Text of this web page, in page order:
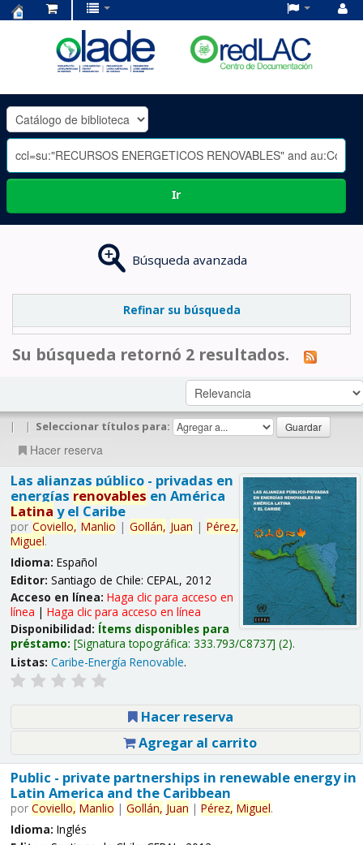
OLADE
-
Ir
Búsqueda avanzada
Refinar su búsqueda
Su búsqueda retornó 2 resultados.
| | Seleccionar títulos para:
Hacer reserva
Las alianzas público - privadas en
energías renovables en América
Latina y el Caribe
por Coviello, Manlio | Gollán, Juan | Pérez,
Miguel.
Idioma: Español
Editor: Santiago de Chile: CEPAL, 2012
Acceso en línea: Haga clic para acceso en
línea | Haga clic para acceso en línea
Disponibilidad: Ítems disponibles para
préstamo: Signatura topográfica: 333.793/C8737 (2).
Listas: Caribe-Energía Renovable.
Hacer reserva
Agregar al carrito
Public - private partnerships in renewable energy in
Latin America and the Caribbean
por Coviello, Manlio | Gollán, Juan | Pérez, Miguel.
Idioma: Inglés